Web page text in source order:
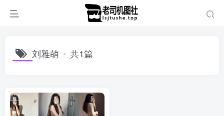
刘雅萌 共1篇